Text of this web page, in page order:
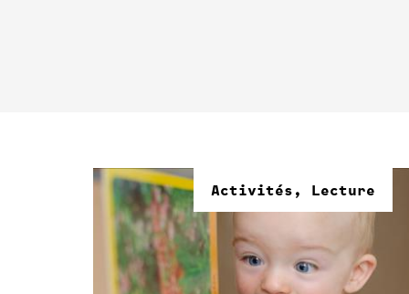
Activités, Lecture